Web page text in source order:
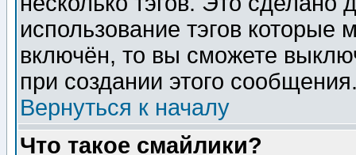
использование тэгов
включён, то вы сможете
при создании этого
Вернуться к началу
Что такое смайлики?